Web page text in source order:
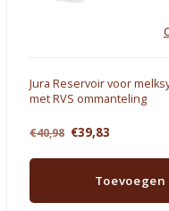
Jura Reservoir voor
met RVS ommanteling
€40,98 €39,83